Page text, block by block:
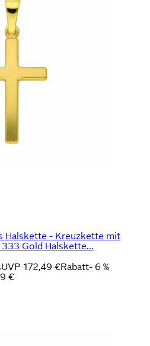
Halskette - Kreuzkette mit
Gold Halskette...
UVP 172,49 €Rabatt- 6 %
€